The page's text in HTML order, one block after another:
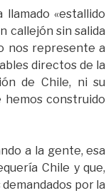
«estallido
callejón sin salida
nos represente a
directos de la
de Chile, ni su
hemos construido
a la gente, esa
Chile y que,
por la